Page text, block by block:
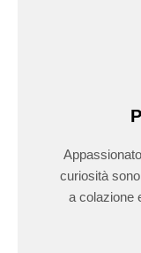
curiosità
a colazione